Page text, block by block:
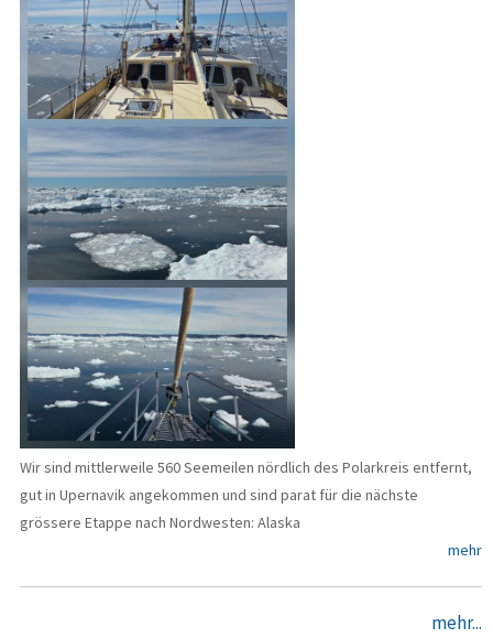
Wir sind mittlerweile 560 Seemeilen nördlich des Polarkreis entfernt,
gut in Upernavik angekommen und sind parat für die nächste
grössere Etappe nach Nordwesten: Alaska
mehr
mehr...